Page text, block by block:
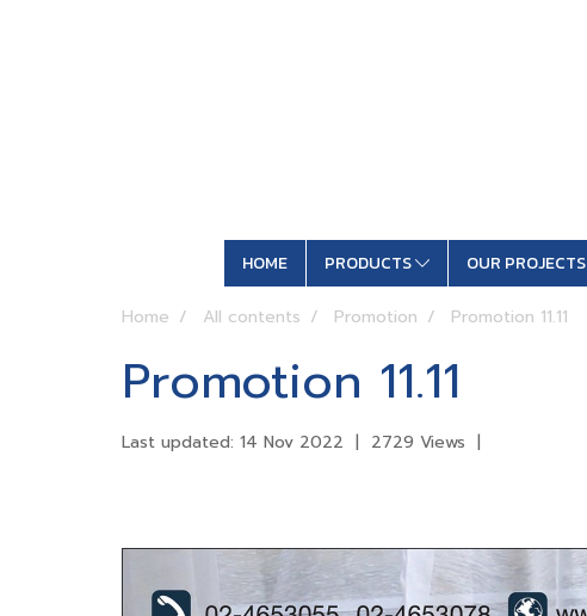
HOME PRODUCTS OUR PROJECTS
Home All contents Promotion Promotion 11.11
Promotion 11.11
Last updated: 14 Nov 2022 | 2729 Views |